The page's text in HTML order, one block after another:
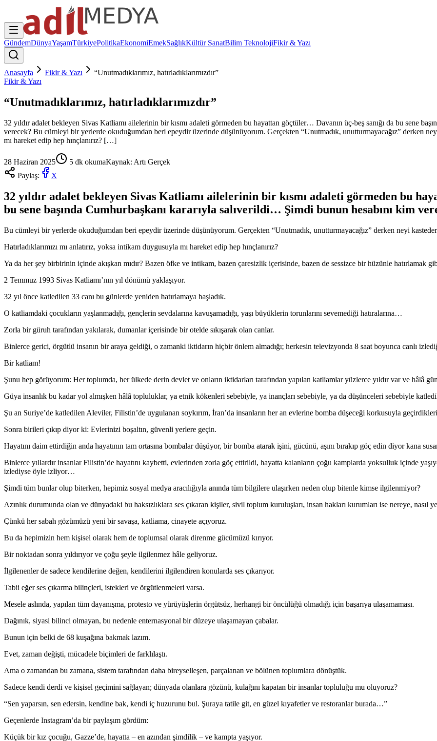
GündemDünyaYaşamTürkiyePolitikaEkonomiEmekSağlıkKültür SanatBilim TeknolojiFikir & Yazı
Anasayfa Fikir & Yazı
“Unutmadıklarımız, hatırladıklarımızdır”
Fikir & Yazı
“Unutmadıklarımız, hatırladıklarımızdır”
32 yıldır adalet bekleyen Sivas Katliamı ailelerinin bir kısmı adaleti görmeden bu hayattan göçtüler… Davanın üç-beş sanığı da bu sene
verecek? Bu cümleyi bir yerlerde okuduğumdan beri epeydir üzerinde düşünüyorum. Gerçekten “Unutmadık, unutturmayacağız” derken neyi
mı hareket edip hep hınçlanırız? […]
28 Haziran 2025 5 dk okumaKaynak: Artı Gerçek
Paylaş:
X
32 yıldır adalet bekleyen Sivas Katliamı ailelerinin bir kısmı adaleti görmeden bu
bu sene başında Cumhurbaşkanı kararıyla salıverildi… Şimdi bunun hesabını kim
Bu cümleyi bir yerlerde okuduğumdan beri epeydir üzerinde düşünüyorum. Gerçekten “Unutmadık, unutturmayacağız” derken neyi
Hatırladıklarımızı mı anlatırız, yoksa intikam duygusuyla mı hareket edip hep hınçlanırız?
Ya da her şey birbirinin içinde akışkan mıdır? Bazen öfke ve intikam, bazen çaresizlik içerisinde, bazen de sessizce bir hüzünle hatırlamak
2 Temmuz 1993 Sivas Katliamı’nın yıl dönümü yaklaşıyor.
32 yıl önce katledilen 33 canı bu günlerde yeniden hatırlamaya başladık.
O katliamdaki çocukların yaşlanmadığı, gençlerin sevdalarına kavuşamadığı, yaşı büyüklerin torunlarını sevemediği hatıralarına…
Zorla bir güruh tarafından yakılarak, dumanlar içerisinde bir otelde sıkışarak olan canlar.
Binlerce gerici, örgütlü insanın bir araya geldiği, o zamanki iktidarın hiçbir önlem almadığı; herkesin televizyonda 8 saat boyunca canlı
Bir katliam!
Şunu hep görüyorum: Her toplumda, her ülkede derin devlet ve onların iktidarları tarafından yapılan katliamlar yüzlerce yıldır var ve hâlâ
Güya insanlık bu kadar yol almışken hâlâ topluluklar, ya etnik kökenleri sebebiyle, ya inançları sebebiyle, ya da düşünceleri sebebiyle
Şu an Suriye’de katledilen Aleviler, Filistin’de uygulanan soykırım, İran’da insanların her an evlerine bomba düşeceği korkusuyla
Sonra birileri çıkıp diyor ki: Evlerinizi boşaltın, güvenli yerlere geçin.
Hayatını daim ettirdiğin anda hayatının tam ortasına bombalar düşüyor, bir bomba atarak işini, gücünü, aşını bırakıp göç edin diyor kana
Binlerce yıllardır insanlar Filistin’de hayatını kaybetti, evlerinden zorla göç ettirildi, hayatta kalanların çoğu kamplarda yoksulluk içinde
izlediyse öyle izliyor…
Şimdi tüm bunlar olup biterken, hepimiz sosyal medya aracılığıyla anında tüm bilgilere ulaşırken neden olup bitenle kimse ilgilenmiyor?
Azınlık durumunda olan ve dünyadaki bu haksızlıklara ses çıkaran kişiler, sivil toplum kuruluşları, insan hakları kurumları ise nereye, nasıl
Çünkü her sabah gözümüzü yeni bir savaşa, katliama, cinayete açıyoruz.
Bu da hepimizin hem kişisel olarak hem de toplumsal olarak direnme gücümüzü kırıyor.
Bir noktadan sonra yıldırıyor ve çoğu şeyle ilgilenmez hâle geliyoruz.
İlgilenenler de sadece kendilerine değen, kendilerini ilgilendiren konularda ses çıkarıyor.
Tabii eğer ses çıkarma bilinçleri, istekleri ve örgütlenmeleri varsa.
Mesele aslında, yapılan tüm dayanışma, protesto ve yürüyüşlerin örgütsüz, herhangi bir öncülüğü olmadığı için başarıya ulaşamaması.
Dağınık, siyasi bilinci olmayan, bu nedenle enternasyonal bir düzeye ulaşamayan çabalar.
Bunun için belki de 68 kuşağına bakmak lazım.
Evet, zaman değişti, mücadele biçimleri de farklılaştı.
Ama o zamandan bu zamana, sistem tarafından daha bireyselleşen, parçalanan ve bölünen toplumlara dönüştük.
Sadece kendi derdi ve kişisel geçimini sağlayan; dünyada olanlara gözünü, kulağını kapatan bir insanlar topluluğu mu oluyoruz?
“Sen yaparsın, sen edersin, kendine bak, kendi iç huzurunu bul. Şuraya tatile git, en güzel kıyafetler ve restoranlar burada…”
Geçenlerde Instagram’da bir paylaşım gördüm:
Küçük bir kız çocuğu, Gazze’de, hayatta – en azından şimdilik – ve kampta yaşıyor.